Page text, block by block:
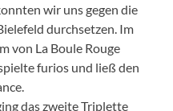
wir uns gegen die
durchsetzen. Im
von La Boule Rouge
furios und ließ den
das zweite Triplette